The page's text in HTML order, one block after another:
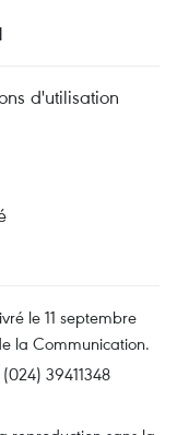
d'utilisation
le 11 septembre
la Communication.
39411348